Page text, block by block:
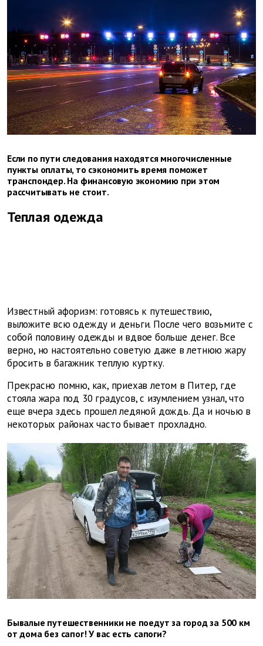
Если по пути следования находятся многочисленные
пункты оплаты, то сэкономить время поможет
транспондер. На финансовую экономию при этом
рассчитывать не стоит.
Теплая одежда
Известный афоризм: готовясь к путешествию,
выложите всю одежду и деньги. После чего возьмите с
собой половину одежды и вдвое больше денег. Все
верно, но настоятельно советую даже в летнюю жару
бросить в багажник теплую куртку.
Прекрасно помню, как, приехав летом в Питер, где
стояла жара под 30 градусов, с изумлением узнал, что
еще вчера здесь прошел ледяной дождь. Да и ночью в
некоторых районах часто бывает прохладно.
Бывалые путешественники не поедут за город за 500 км
от дома без сапог! У вас есть сапоги?